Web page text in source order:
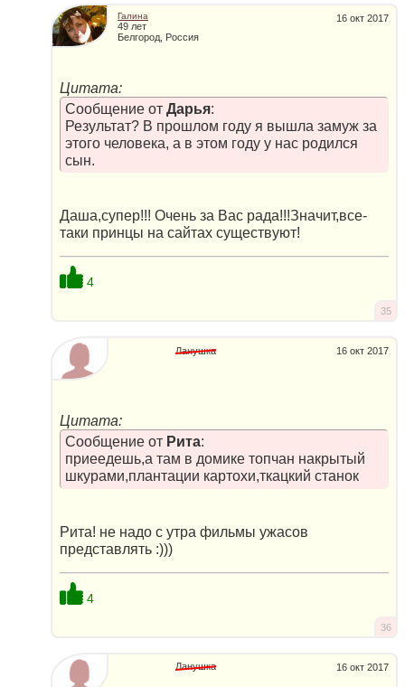
16 окт 2017
Галина
49 лет
Белгород, Россия
Цитата:
Сообщение от Дарья:
Результат? В прошлом году я вышла замуж за
этого человека, а в этом году у нас родился
сын.
Даша,супер!!! Очень за Вас рада!!!Значит,все-
таки принцы на сайтах существуют!
4
35
16 окт 2017
Ланушка
Цитата:
Сообщение от Рита:
приеедешь,а там в домике топчан накрытый
шкурами,плантации картохи,ткацкий станок
Рита! не надо с утра фильмы ужасов
представлять :)))
4
36
16 окт 2017
Ланушка